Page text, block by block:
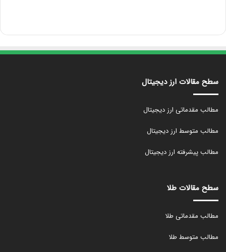
سطح مقالات ارز دیجیتال
مطالب مقدماتی ارز دیجیتال
مطالب متوسط ارز دیجیتال
مطالب پیشرفته ارز دیجیتال
سطح مقالات طلا
مطالب مقدماتی طلا
مطالب متوسط طلا